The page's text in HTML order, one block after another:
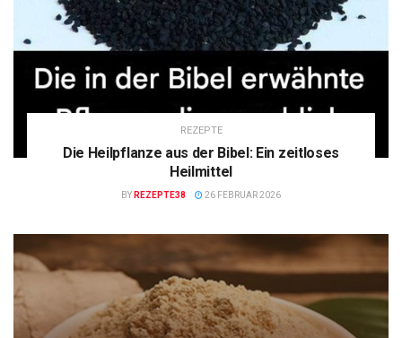
REZEPTE
Die Heilpflanze aus der Bibel: Ein zeitloses
Heilmittel
BY REZEPTE38 26 FEBRUAR 2026